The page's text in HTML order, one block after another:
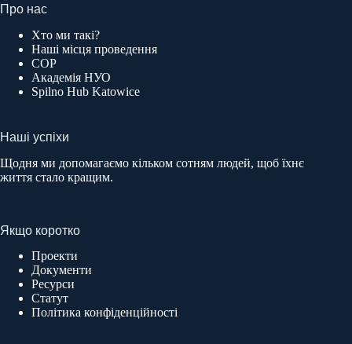
Про нас
Хто ми такі?
Наші місця проведення
COP
Академія НУО
Spilno Hub Katowice
Наші успіхи
Щодня ми допомагаємо кільком сотням людей, щоб їхнє
життя стало кращим.
Якщо коротко
Проекти
Документи
Ресурси
Статут
Політика конфіденційності